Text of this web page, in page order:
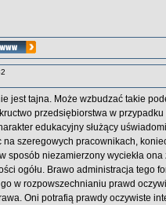
jest tajna. Może wzbudzać takie
przedsiębiorstwa w
edukacyjny służący
szeregowych pracownikach,
sposób niezamierzony wyciekła
ogółu. Brawo administracja tego
w rozpowszechnianiu prawd
Oni potrafią prawdy oczywiste